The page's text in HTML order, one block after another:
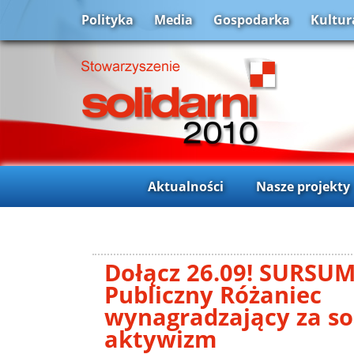
Polityka Media Gospodarka
Aktualności Nasze projekty
Dołącz 26.09!
Publiczny Różaniec
wynagradzający za
aktywizm